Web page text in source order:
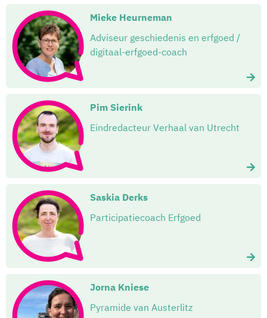
Mieke Heurneman
Adviseur geschiedenis en erfgoed /
digitaal-erfgoed-coach
Pim Sierink
Eindredacteur Verhaal van Utrecht
Saskia Derks
Participatiecoach Erfgoed
Jorna Kniese
Pyramide van Austerlitz